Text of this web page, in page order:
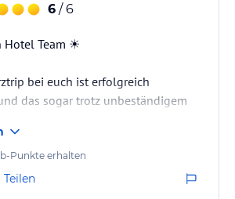
6 / 6
Hotel Team ☀️
bei euch ist erfolgreich
das sogar trotz unbeständigem
Bei dem leckeren Essen, der
der entspannten Atmosphäre
Punkte erhalten
Teilen